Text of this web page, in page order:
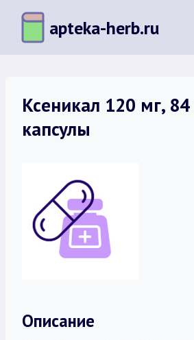
Перейти
содержимому
apteka-herb.ru
Ксеникал 120 мг,
капсулы
Описание